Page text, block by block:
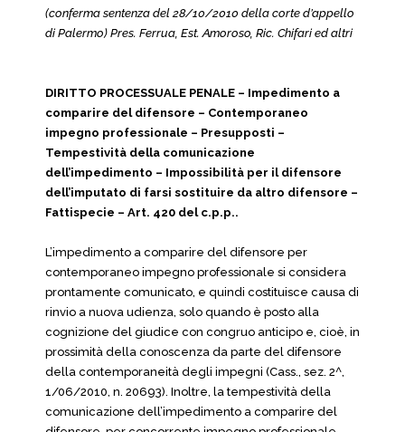
(conferma sentenza del 28/10/2010 della corte d’appello
di Palermo) Pres. Ferrua, Est. Amoroso, Ric. Chifari ed altri
DIRITTO PROCESSUALE PENALE – Impedimento a
comparire del difensore – Contemporaneo
impegno professionale – Presupposti –
Tempestività della comunicazione
dell’impedimento – Impossibilità per il difensore
dell’imputato di farsi sostituire da altro difensore –
Fattispecie – Art. 420 del c.p.p..
L’impedimento a comparire del difensore per
contemporaneo impegno professionale si considera
prontamente comunicato, e quindi costituisce causa di
rinvio a nuova udienza, solo quando è posto alla
cognizione del giudice con congruo anticipo e, cioè, in
prossimità della conoscenza da parte del difensore
della contemporaneità degli impegni (Cass., sez. 2^,
1/06/2010, n. 20693). Inoltre, la tempestività della
comunicazione dell’impedimento a comparire del